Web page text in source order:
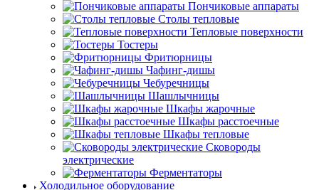
Пончиковые аппараты
Столы тепловые
Тепловые поверхности
Тостеры
Фритюрницы
Чафинг-дишы
Чебуречницы
Шашлычницы
Шкафы жарочные
Шкафы расстоечные
Шкафы тепловые
Сковороды
электрические
Ферментаторы
Холодильное оборудование